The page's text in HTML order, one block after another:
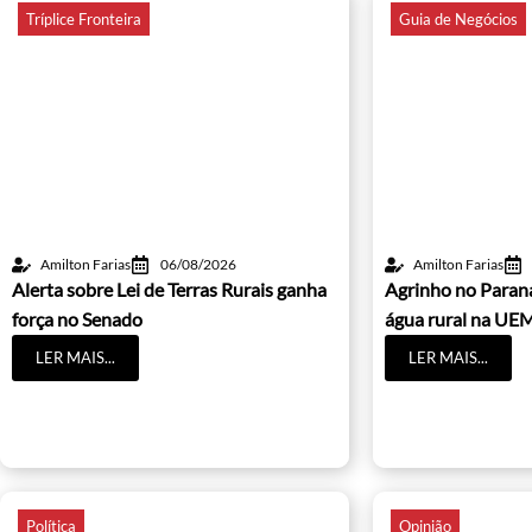
Tríplice Fronteira
Amilton Farias 06/08/2026
Alerta sobre Lei de Terras Rurais ganha
força no Senado
LER MAIS...
Guia de Negócios
Amilton Farias
Agrinho no
água rural na
LER MAIS...
Política Opinião